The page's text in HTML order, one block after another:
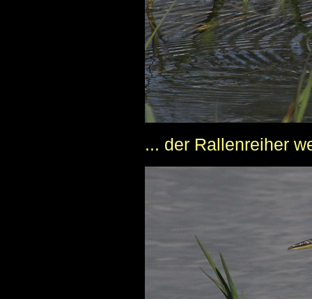
... der Rallenreiher